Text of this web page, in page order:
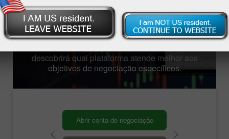
nos mercados financeiros globais. Hoje, a
empresa oferece vários tipos de terminais de
negociação populares. Cada uma dessas
plataformas de negociação visa atender as
descobrirá qual plataforma atende melhor aos
objetivos de negociação específicos.
Abrir conta de negociação